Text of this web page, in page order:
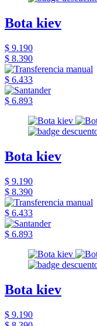
Bota kiev
$ 9.190
$ 8.390
$ 6.433
$ 6.893
Bota kiev
$ 9.190
$ 8.390
$ 6.433
$ 6.893
Bota kiev
$ 9.190